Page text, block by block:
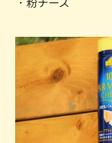
・粉チーズ